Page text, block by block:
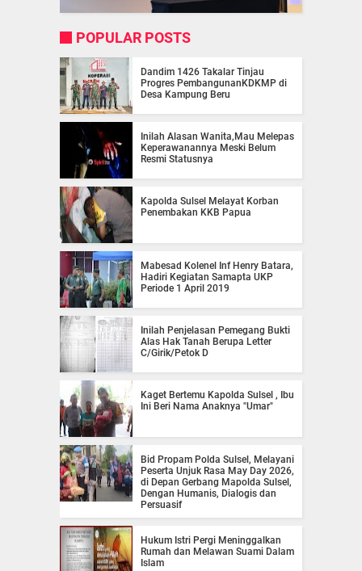
POPULAR POSTS
Dandim 1426 Takalar Tinjau
Progres PembangunanKDKMP di
Desa Kampung Beru
Inilah Alasan Wanita,Mau Melepas
Keperawanannya Meski Belum
Resmi Statusnya
Kapolda Sulsel Melayat Korban
Penembakan KKB Papua
Mabesad Kolenel Inf Henry Batara,
Hadiri Kegiatan Samapta UKP
Periode 1 April 2019
Inilah Penjelasan Pemegang Bukti
Alas Hak Tanah Berupa Letter
C/Girik/Petok D
Kaget Bertemu Kapolda Sulsel , Ibu
Ini Beri Nama Anaknya "Umar"
Bid Propam Polda Sulsel, Melayani
Peserta Unjuk Rasa May Day 2026,
di Depan Gerbang Mapolda Sulsel,
Dengan Humanis, Dialogis dan
Persuasif
Hukum Istri Pergi Meninggalkan
Rumah dan Melawan Suami Dalam
Islam